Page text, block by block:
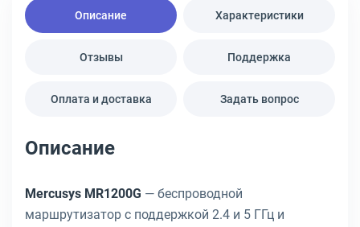
Описание Характеристики
Отзывы Поддержка
Оплата и доставка Задать вопрос
Описание
Mercusys MR1200G — беспроводной
маршрутизатор с поддержкой 2.4 и 5 ГГц и